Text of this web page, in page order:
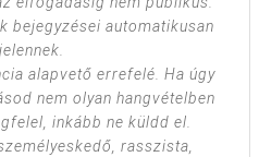
bejegyzései automatikusan
alapvető errefelé. Ha úgy
nem olyan hangvételben
inkább ne küldd el.
rasszista,